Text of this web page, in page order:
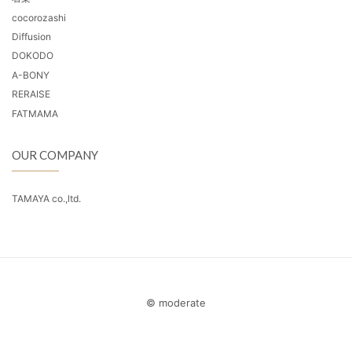
cocorozashi
Diffusion
DOKODO
A-BONY
RERAISE
FATMAMA
OUR COMPANY
TAMAYA co.,ltd.
© moderate